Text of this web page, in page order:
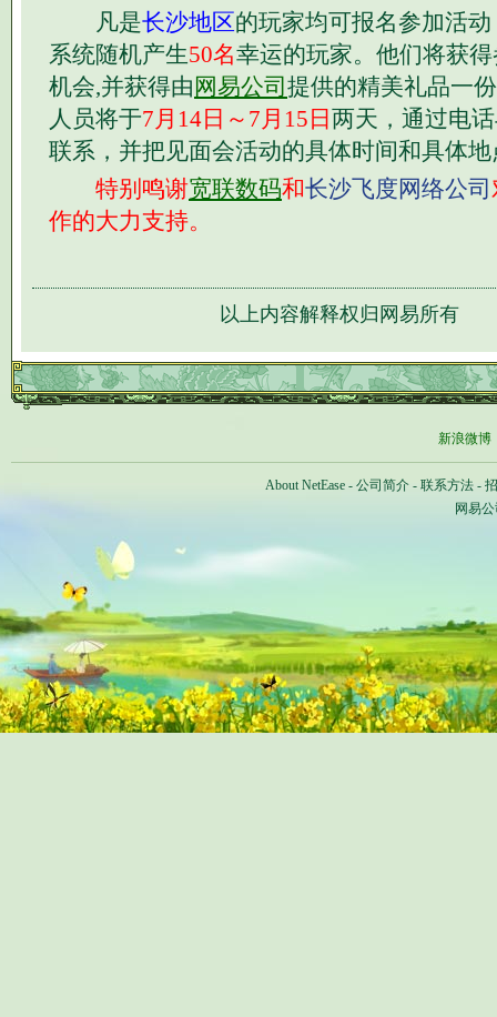
凡是长沙地区的玩家均可报名参加活
系统随机产生50名幸运的玩家。他们将获
机会,并获得由 网易公司 提供的精美礼品一
人员将于7月14日～7月15日 两天，通过电
联系，并把见面会活动的具体时间和具体
特别鸣谢宽联数码和长沙飞度网络公司
作的大力支持。
以上内容解释权归网易所有
新浪微博
About NetEase - 公司简介 - 联系方法 -
网易